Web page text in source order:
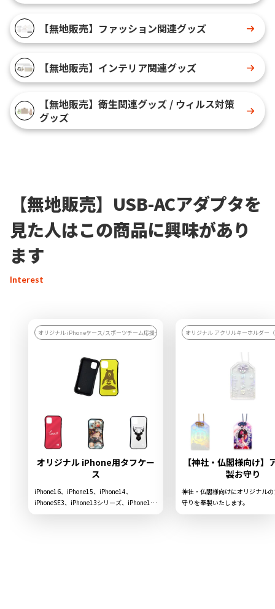
【無地販売】ファッション関連グッズ
【無地販売】インテリア関連グッズ
【無地販売】衛生関連グッズ / ウィルス対策
グッズ
【無地販売】USB-ACアダプタを
見た人はこの商品に興味があり
ます
Interest
オリジナル iPhoneケース/スポーツチーム応援グッズを作りたい
オリジナル iPhone用タフケー
ス
iPhone16、iPhone15、iPhone14、
iPhoneSE3、iPhone13シリーズ、iPhone12
シリーズなどに対応する耐衝撃性に優れたオ
オリジナル アクリルキーホルダー
【神社・仏閣様向け】
製お守り
神社・仏閣様向けにオリジナル
守りを奉製いたします。